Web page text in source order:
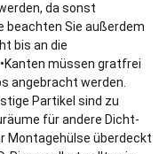
da sonst
beachten Sie außerdem
bis an die
müssen gratfrei
angebracht werden.
Partikel sind zu
für andere Dicht-
Montagehülse überdeckt